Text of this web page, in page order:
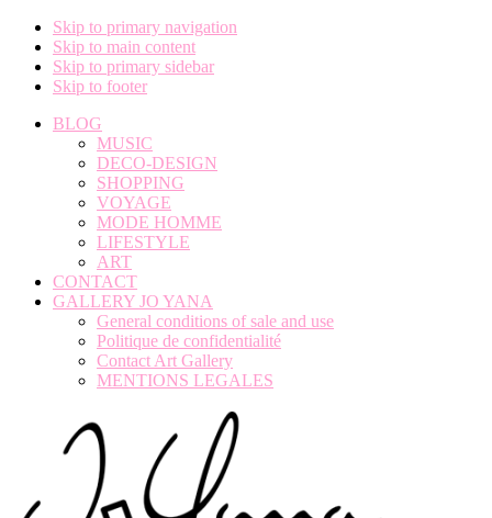
Skip to primary navigation
Skip to main content
Skip to primary sidebar
Skip to footer
BLOG
MUSIC
DECO-DESIGN
SHOPPING
VOYAGE
MODE HOMME
LIFESTYLE
ART
CONTACT
GALLERY JO YANA
General conditions of sale and use
Politique de confidentialité
Contact Art Gallery
MENTIONS LEGALES